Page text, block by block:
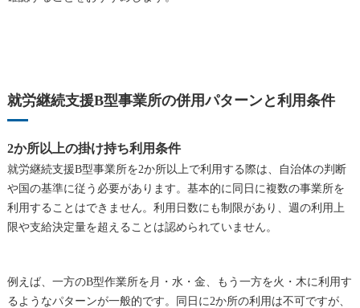
就労継続支援B型事業所の併用パターンと利用条件
2か所以上の掛け持ち利用条件
就労継続支援B型事業所を2か所以上で利用する際は、自治体の判断
や国の基準に従う必要があります。基本的に同日に複数の事業所を
利用することはできません。利用日数にも制限があり、週の利用上
限や支給決定量を超えることは認められていません。
例えば、一方のB型作業所を月・水・金、もう一方を火・木に利用す
るようなパターンが一般的です。同日に2か所の利用は不可ですが、